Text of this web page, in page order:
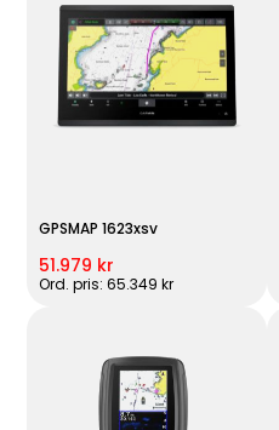
GPSMAP 1623xsv
51.979 kr
Ord. pris: 65.349 kr